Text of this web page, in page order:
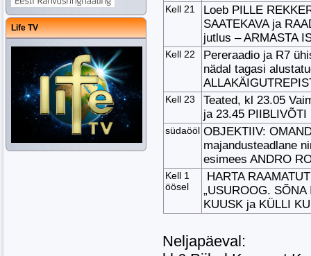
Life TV
Kell 21
Loeb PILLE
SAATEKAVA ja
jutlus – ARMASTA
Kell 22
Pereraadio ja R7
nädal tagasi
Kell 23
Teated, kl 23.05
ja 23.45 PIIBLIVÕTI
südaööl OBJEKTIIV:
majandusteadlane
esimees ANDRO
Kell 1
öösel
HARTA
„USUROOG.
KUUSK ja KÜLLI
Neljapäeval: